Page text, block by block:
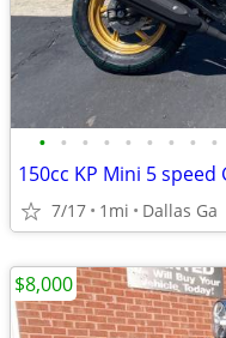
• • • • • • • • •
7/17 1mi Dallas Ga
$8,000